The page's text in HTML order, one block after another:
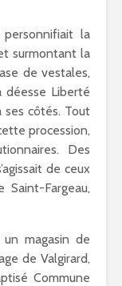
la
surmontant la
de vestales,
déesse Liberté
ses côtés. Tout
procession,
Des
de ceux
Fargeau,
magasin de
de Valgirard,
Commune